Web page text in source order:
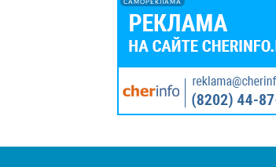
САМОРЕКЛАМА